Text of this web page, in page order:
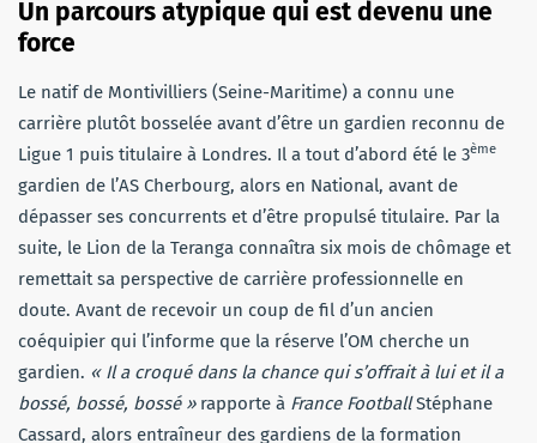
Un parcours atypique qui est devenu une
force
Le natif de Montivilliers (Seine-Maritime) a connu une
carrière plutôt bosselée avant d’être un gardien reconnu de
Ligue 1 puis titulaire à Londres. Il a tout d’abord été le 3ème
gardien de l’AS Cherbourg, alors en National, avant de
dépasser ses concurrents et d’être propulsé titulaire. Par la
suite, le Lion de la Teranga connaîtra six mois de chômage et
remettait sa perspective de carrière professionnelle en
doute. Avant de recevoir un coup de fil d’un ancien
coéquipier qui l’informe que la réserve l’OM cherche un
gardien. « Il a croqué dans la chance qui s’offrait à lui et il a
bossé, bossé, bossé » rapporte à France FootballStéphane
Cassard, alors entraîneur des gardiens de la formation